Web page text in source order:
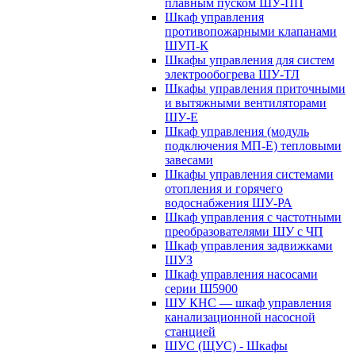
плавным пуском ШУ-ПП
Шкаф управления
противопожарными клапанами
ШУП-К
Шкафы управления для систем
электрообогрева ШУ-ТЛ
Шкафы управления приточными
и вытяжными вентиляторами
ШУ-Е
Шкаф управления (модуль
подключения МП-Е) тепловыми
завесами
Шкафы управления системами
отопления и горячего
водоснабжения ШУ-РА
Шкаф управления с частотными
преобразователями ШУ с ЧП
Шкаф управления задвижками
ШУЗ
Шкаф управления насосами
серии Ш5900
ШУ КНС — шкаф управления
канализационной насосной
станцией
ШУС (ЩУС) - Шкафы